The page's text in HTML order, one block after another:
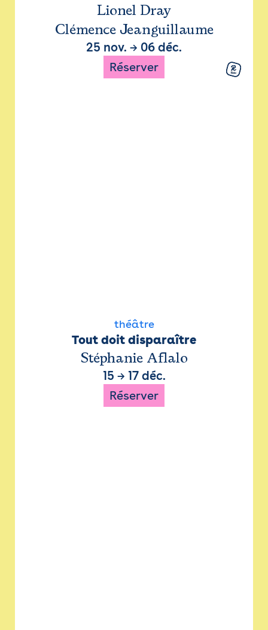
Lionel Dray
Clémence Jeanguillaume
25 nov. → 06 déc.
Réserver
théâtre
Tout doit disparaître
Stéphanie Aflalo
15 → 17 déc.
Réserver